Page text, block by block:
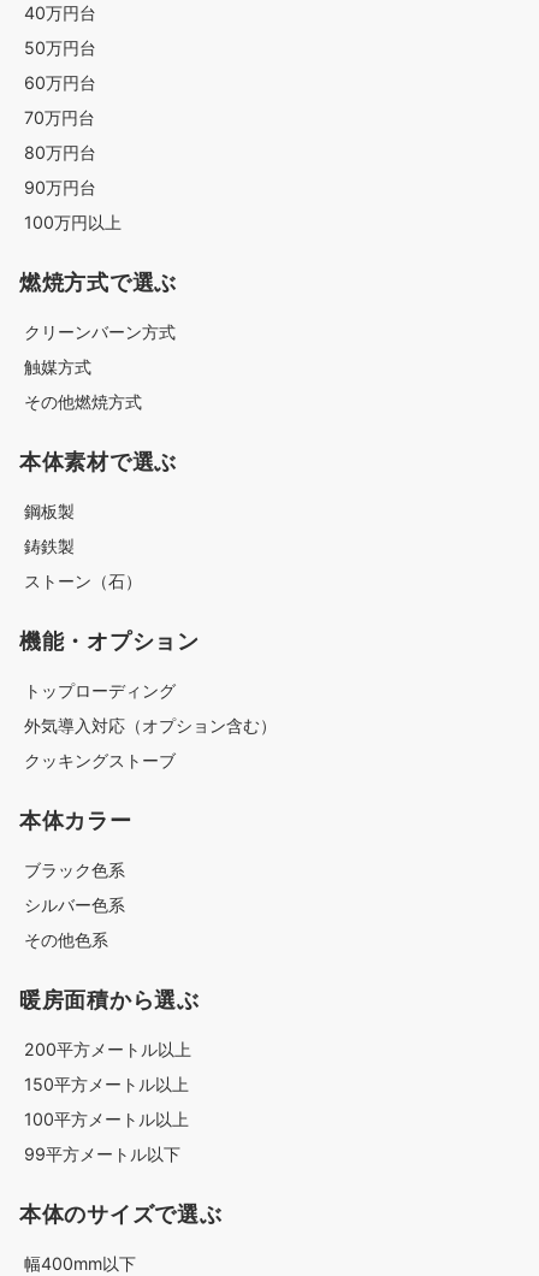
40万円台
50万円台
60万円台
70万円台
80万円台
90万円台
100万円以上
燃焼方式で選ぶ
クリーンバーン方式
触媒方式
その他燃焼方式
本体素材で選ぶ
鋼板製
鋳鉄製
ストーン（石）
機能・オプション
トップローディング
外気導入対応（オプション含む）
クッキングストーブ
本体カラー
ブラック色系
シルバー色系
その他色系
暖房面積から選ぶ
200平方メートル以上
150平方メートル以上
100平方メートル以上
99平方メートル以下
本体のサイズで選ぶ
幅400mm以下